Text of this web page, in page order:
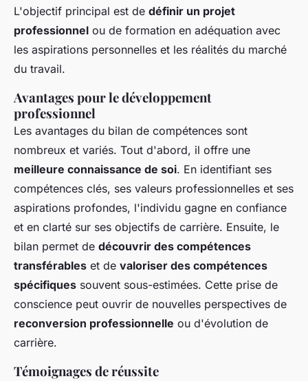
L'objectif principal est de définir un projet
professionnel ou de formation en adéquation avec
les aspirations personnelles et les réalités du marché
du travail.
Avantages pour le développement
professionnel
Les avantages du bilan de compétences sont
nombreux et variés. Tout d'abord, il offre une
meilleure connaissance de soi. En identifiant ses
compétences clés, ses valeurs professionnelles et ses
aspirations profondes, l'individu gagne en confiance
et en clarté sur ses objectifs de carrière. Ensuite, le
bilan permet de découvrir des compétences
transférables et de valoriser des compétences
spécifiques souvent sous-estimées. Cette prise de
conscience peut ouvrir de nouvelles perspectives de
reconversion professionnelle ou d'évolution de
carrière.
Témoignages de réussite